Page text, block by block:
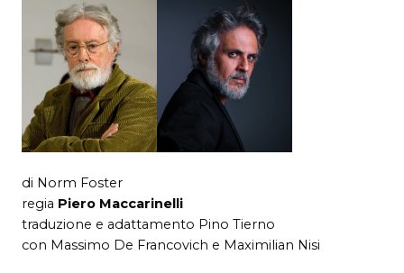
di Norm Foster
regia Piero Maccarinelli
traduzione e adattamento Pino Tierno
con Massimo De Francovich e Maximilian Nisi